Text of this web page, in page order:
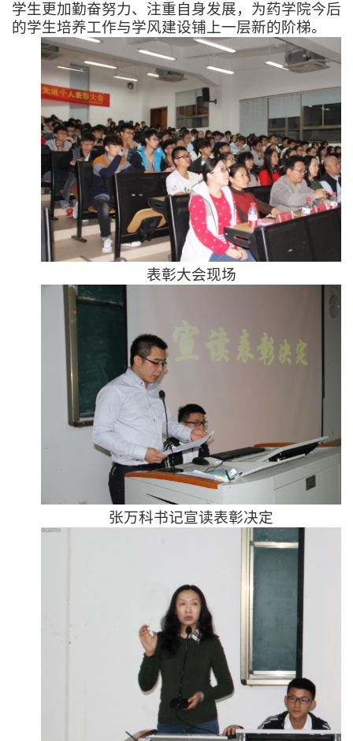
学生更加勤奋努力、注重自身发展，为药学院今后
的学生培养工作与学风建设铺上一层新的阶梯。
表彰大会现场
张万科书记宣读表彰决定